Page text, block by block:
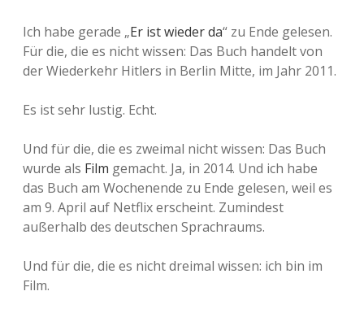
Ich habe gerade „Er ist wieder da“ zu Ende gelesen.
Für die, die es nicht wissen: Das Buch handelt von
der Wiederkehr Hitlers in Berlin Mitte, im Jahr 2011.
Es ist sehr lustig. Echt.
Und für die, die es zweimal nicht wissen: Das Buch
wurde als Film gemacht. Ja, in 2014. Und ich habe
das Buch am Wochenende zu Ende gelesen, weil es
am 9. April auf Netflix erscheint. Zumindest
außerhalb des deutschen Sprachraums.
Und für die, die es nicht dreimal wissen: ich bin im
Film.